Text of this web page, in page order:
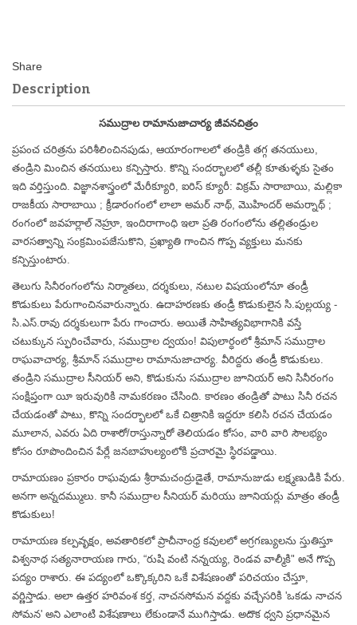
Description
సముద్రాల రామానుజాచార్య జీవనచిత్రం
ప్రపంచ చరిత్రను పరిశీలించినపుడు, ఆయారంగాలలో తండ్రికి తగ్గ తనయులు,
తండ్రిని మించిన తనయులు కన్పిస్తారు. కొన్ని సందర్భాలలో తల్లీ కూతుళ్ళకు సైతం
ఇది వర్తిస్తుంది. విజ్ఞానశాస్త్రంలో మేరీక్యూరి, ఐరిస్ క్యూరీ: విక్రమ్ సారాబాయి, మల్లికా
రాజకీయ సారాబాయి ; క్రీడారంగంలో లాలా అమర్ నాథ్, మొహిందర్ అమర్నాథ్ ;
రంగంలో జవహర్లాల్ నెహ్రూ, ఇందిరాగాంధి ఇలా ప్రతి రంగంలోను తల్లితండ్రుల
వారసత్వాన్ని సంక్రమింపజేసుకొని, ప్రఖ్యాతి గాంచిన గొప్ప వ్యక్తులు మనకు
కన్పిస్తుంటారు.
తెలుగు సినీరంగంలోను నిర్మాతలు, దర్శకులు, నటుల విషయంలోనూ తండ్రీ
కొడుకులు పేరుగాంచినవారున్నారు. ఉదాహరణకు తండ్రీ కొడుకులైన సి.పుల్లయ్య -
సి.ఎస్.రావు దర్శకులుగా పేరు గాంచారు. అయితే సాహిత్యవిభాగానికి వస్తే
చటుక్కున స్ఫురించేవారు, సముద్రాల ద్వయం! విపులార్ధంలో శ్రీమాన్ సముద్రాల
రాఘవాచార్య, శ్రీమాన్ సముద్రాల రామానుజాచార్య. వీరిద్దరు తండ్రీ కొడుకులు.
తండ్రిని సముద్రాల సీనియర్ అని, కొడుకును సముద్రాల జూనియర్ అని సినీరంగం
సంక్షిప్తంగా యీ ఇరువురికి నామకరణం చేసింది. కారణం తండ్రితో పాటు సినీ రచన
చేయడంతో పాటు, కొన్ని సందర్భాలలో ఒకే చిత్రానికి ఇద్దరూ కలిసి రచన చేయడం
మూలాన, ఎవరు ఏది రాశారో/రాస్తున్నారో తెలియడం కోసం, వారి వారి సౌలభ్యం
కోసం రూపొందించిన పేర్లే జనబాహుల్యంలోకి ప్రచారమై స్థిరపడ్డాయి.
రామాయణం ప్రకారం రాఘవుడు శ్రీరామచంద్రుడైతే, రామానుజుడు లక్ష్మణుడికి పేరు.
అనగా అన్నదమ్ములు. కానీ సముద్రాల సీనియర్ మరియు జూనియర్లు మాత్రం తండ్రీ
కొడుకులు!
రామాయణ కల్పవృక్షం, అవతారికలో ప్రాచీనాంధ్ర కవులలో అగ్రగణ్యులను స్తుతిస్తూ
విశ్వనాథ సత్యనారాయణ గారు, “రుషి వంటి నన్నయ్య, రెండవ వాల్మీకి" అనే గొప్ప
పద్యం రాశారు. ఈ పద్యంలో ఒక్కొక్కరిని ఒకే విశేషణంతో పరిచయం చేస్తూ,
వర్ణిస్తాడు. అలా ఉత్తర హరివంశ కర్త, నాచనసోమన వద్దకు వచ్చేసరికి 'ఒకడు నాచన
సోమన' అని ఎలాంటి విశేషణాలు లేకుండానే ముగిస్తాడు. అదొక ధ్వని ప్రధానమైన